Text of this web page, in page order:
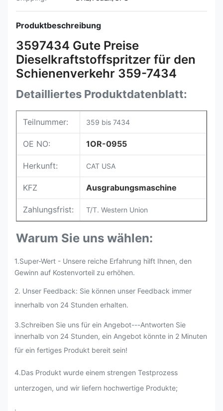
Produktbeschreibung
3597434 Gute Preise
Dieselkraftstoffspritzer für den
Schienenverkehr 359-7434
Detailliertes Produktdatenblatt:
Teilnummer: 359 bis 7434
OE NO: 1OR-0955
Herkunft: CAT USA
KFZ Ausgrabungsmaschine
Zahlungsfrist: T/T. Western Union
Warum Sie uns wählen:
1.Super-Wert - Unsere reiche Erfahrung hilft Ihnen, den
Gewinn auf Kostenvorteil zu erhöhen.
2. Unser Feedback: Sie können unser Feedback immer
innerhalb von 24 Stunden erhalten.
3.Schreiben Sie uns für ein Angebot---Antworten Sie
innerhalb von 24 Stunden, ein Angebot könnte in 2 Minuten
für ein fertiges Produkt bereit sein!
4.Das Produkt wurde einem strengen Testprozess
unterzogen, und wir liefern hochwertige Produkte;
.